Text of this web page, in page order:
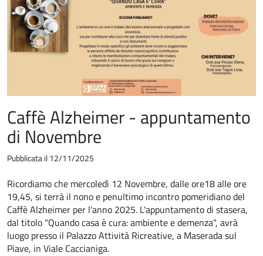
Caffè Alzheimer - appuntamento
di Novembre
Pubblicata il 12/11/2025
Ricordiamo che mercoledì 12 Novembre, dalle ore18 alle ore
19,45, si terrà il nono e penultimo incontro pomeridiano del
Caffè Alzheimer per l'anno 2025. L'appuntamento di stasera,
dal titolo "Quando casa è cura: ambiente e demenza", avrà
luogo presso il Palazzo Attività Ricreative, a Maserada sul
Piave, in Viale Caccianiga.